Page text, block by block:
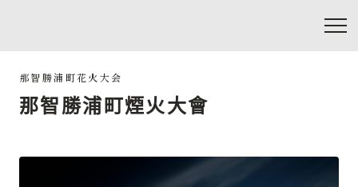
那智勝浦町煙火大會